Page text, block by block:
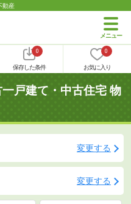
動産
0
保存した条件
0
お気に入り
戸建て・中古住宅 物
変更する
変更する